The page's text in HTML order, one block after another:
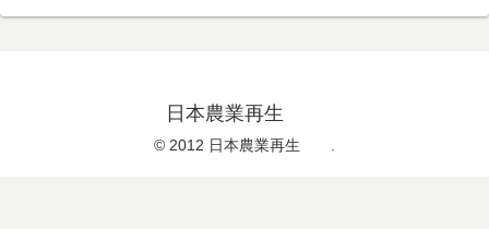
日本農業再生
© 2012 日本農業再生 .